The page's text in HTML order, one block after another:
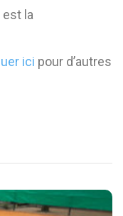
est la
ici pour d’autres